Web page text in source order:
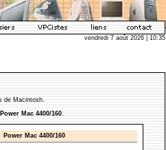
vendredi 7 août 2026 | 10:35
de Macintosh.
Power Mac 4400/160.
Power Mac 4400/160